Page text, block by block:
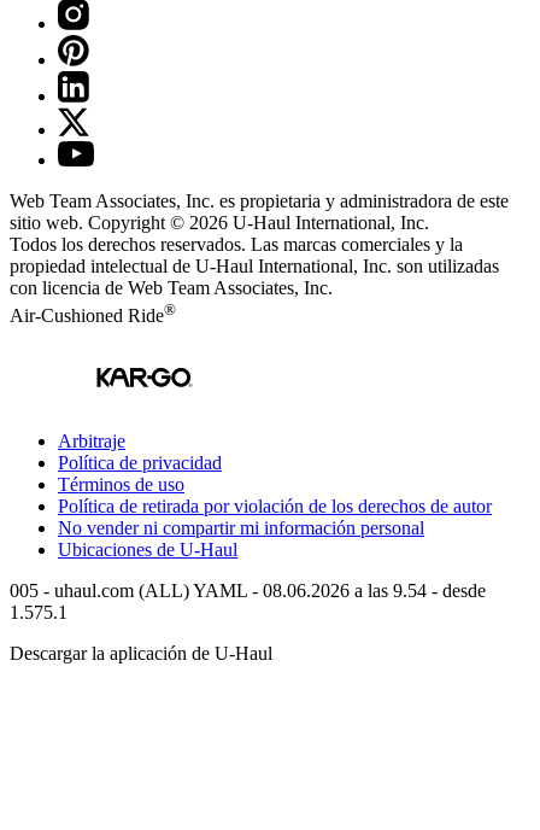
Web Team Associates, Inc. es propietaria y administradora de este
sitio web. Copyright © 2026 U-Haul International, Inc.
Todos los derechos reservados. Las marcas comerciales y la
propiedad intelectual de U-Haul International, Inc. son utilizadas
con licencia de Web Team Associates, Inc.
Air-Cushioned Ride®
Arbitraje
Política de privacidad
Términos de uso
Política de retirada por violación de los derechos de autor
No vender ni compartir mi información personal
Ubicaciones de U-Haul
005 - uhaul.com (ALL) YAML - 08.06.2026 a las 9.54 - desde
1.575.1
Descargar la aplicación de U-Haul